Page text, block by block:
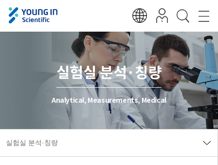
실험실 분석·칭량
Analytical, Measurements, Medical